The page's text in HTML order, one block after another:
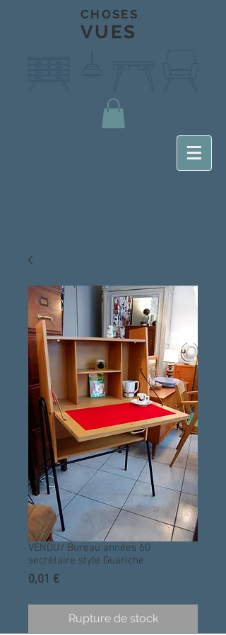
CHOSES
VUES
VENDU/ Bureau années 60
secrétaire style Guariche
0,01 €Prix
Rupture de stock